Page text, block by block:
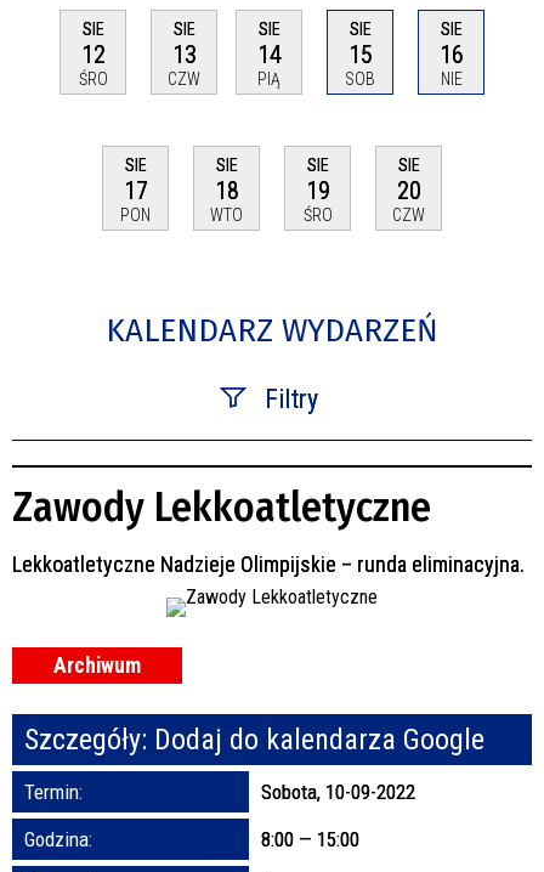
SIE
12
ŚRO
SIE
13
CZW
SIE
14
PIĄ
SIE
15
SOB
SIE
16
NIE
SIE
17
PON
SIE
18
WTO
SIE
19
ŚRO
SIE
20
CZW
KALENDARZ WYDARZEŃ
Filtry
Kategoria
Trwające w zakresie
Organizator
Promowane
Zawody Lekkoatletyczne
Lekkoatletyczne Nadzieje Olimpijskie – runda eliminacyjna.
Archiwum
Szczegóły: Dodaj do kalendarza Google
Termin:
Sobota, 10-09-2022
Godzina:
8:00 — 15:00